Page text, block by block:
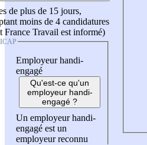
de plus de 15 jours,
moins de 4 candidatures
France Travail est informé)
Employeur handi-
engagé
Qu'est-ce qu'un
employeur handi-
engagé ?
Un employeur handi-
engagé est un
employeur reconnu